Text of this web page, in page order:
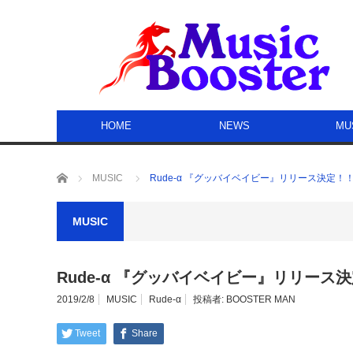
HOME NEWS
ホーム MUSIC Rude-α 『グッバイベイビー』リリース決定！！
MUSIC
Rude-α 『グッバイベイビー』リリース決
2019/2/8 MUSIC Rude-α 投稿者: BOOSTER MAN
Tweet Share